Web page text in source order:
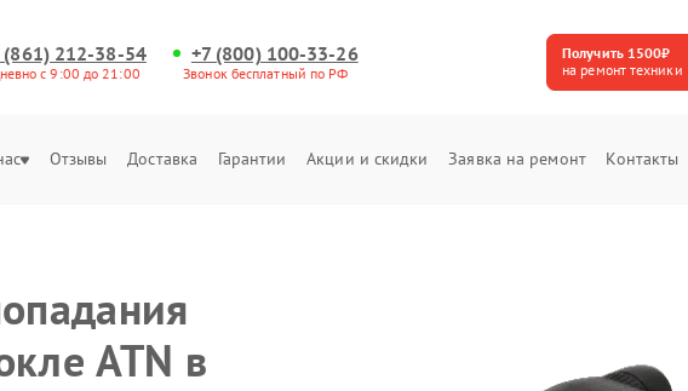
(861) 212-38-54
с 9:00 до 21:00
+7 (800) 100-33-26
Звонок бесплатный по РФ
Получить 1500₽
на ремонт техники
Отзывы Доставка Гарантии Акции и скидки Заявка на ремонт Контакты
ATN в